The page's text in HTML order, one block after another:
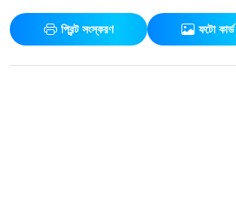
প্রিন্ট সংস্করণ ফটো কার্ড